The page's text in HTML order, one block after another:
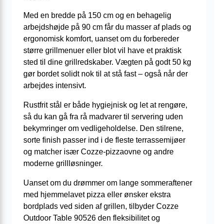
Med en bredde på 150 cm og en behagelig
arbejdshøjde på 90 cm får du masser af plads og
ergonomisk komfort, uanset om du forbereder
større grillmenuer eller blot vil have et praktisk
sted til dine grillredskaber. Vægten på godt 50 kg
gør bordet solidt nok til at stå fast – også når der
arbejdes intensivt.
Rustfrit stål er både hygiejnisk og let at rengøre,
så du kan gå fra rå madvarer til servering uden
bekymringer om vedligeholdelse. Den stilrene,
sorte finish passer ind i de fleste terrassemijøer
og matcher især Cozze-pizzaovne og andre
moderne grillløsninger.
Uanset om du drømmer om lange sommeraftener
med hjemmelavet pizza eller ønsker ekstra
bordplads ved siden af grillen, tilbyder Cozze
Outdoor Table 90526 den fleksibilitet og